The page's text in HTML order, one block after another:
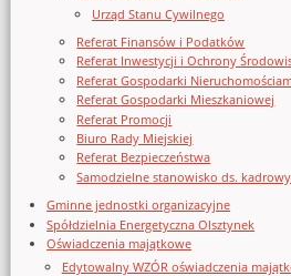
Urząd Stanu Cywilnego
Referat Finansów i Podatków
Referat Inwestycji i Ochrony
Referat Gospodarki
Referat Gospodarki Mieszkaniowej
Referat Promocji
Biuro Rady Miejskiej
Referat Bezpieczeństwa
Samodzielne stanowisko ds.
Gminne jednostki organizacyjne
Spółdzielnia Energetyczna Olsztynek
Oświadczenia majątkowe
Edytowalny WZÓR oświadczenia